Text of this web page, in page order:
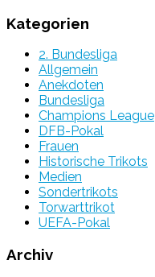
Kategorien
2. Bundesliga
Allgemein
Anekdoten
Bundesliga
Champions League
DFB-Pokal
Frauen
Historische Trikots
Medien
Sondertrikots
Torwarttrikot
UEFA-Pokal
Archiv